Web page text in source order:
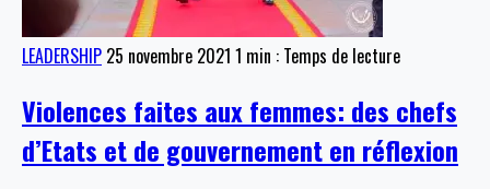
LEADERSHIP 25 novembre 2021 1 min : Temps de lecture
Violences faites aux femmes: des chefs
d’Etats et de gouvernement en réflexion